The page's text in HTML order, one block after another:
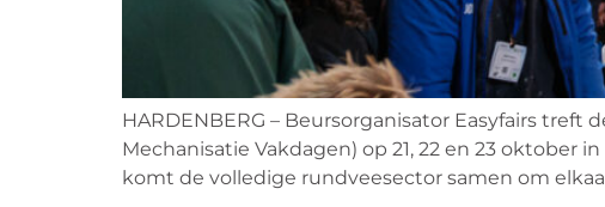
HARDENBERG – Beursorganisator Easyfairs
Mechanisatie Vakdagen) op 21, 22 en 23 oktober
komt de volledige rundveesector samen om